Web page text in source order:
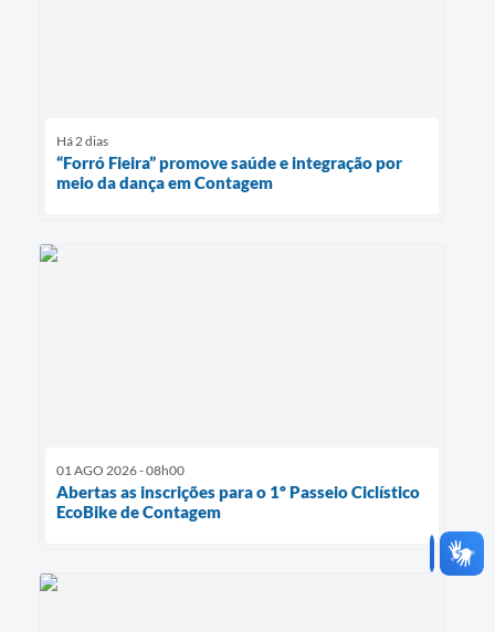
Há 2 dias
“Forró Fieira” promove saúde e integração por
meio da dança em Contagem
01 AGO 2026 - 08h00
Abertas as inscrições para o 1º Passeio Ciclístico
EcoBike de Contagem